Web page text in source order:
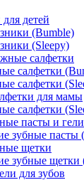
детей
(Bumble)
(Sleepy)
салфетки
салфетки
салфетки
для мамы
салфетки
пасты и гели
зубные пасты
щетки
зубные щетки
для зубов